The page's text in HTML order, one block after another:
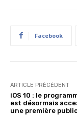
Facebook
ARTICLE PRÉCÉDENT
iOS 10 : le
est désormais
une première